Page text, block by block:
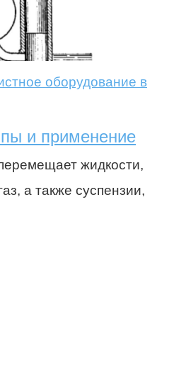
оборудование в
и применение
жидкости,
а также суспензии,